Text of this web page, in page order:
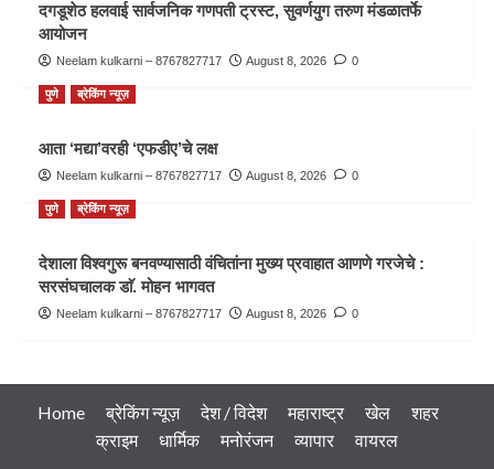
दगडूशेठ हलवाई सार्वजनिक गणपती ट्रस्ट, सुवर्णयुग तरुण मंडळातर्फे
आयोजन
Neelam kulkarni – 8767827717 August 8, 2026 0
पुणे ब्रेकिंग न्यूज़
आता ‘मद्या’वरही ‘एफडीए’चे लक्ष
Neelam kulkarni – 8767827717 August 8, 2026 0
पुणे ब्रेकिंग न्यूज़
देशाला विश्वगुरू बनवण्यासाठी वंचितांना मुख्य प्रवाहात आणणे गरजेचे :
सरसंघचालक डाॅ. मोहन भागवत
Neelam kulkarni – 8767827717 August 8, 2026 0
Home ब्रेकिंग न्यूज़ देश / विदेश महाराष्ट्र खेल
शहर
क्राइम
धार्मिक मनोरंजन व्यापार वायरल